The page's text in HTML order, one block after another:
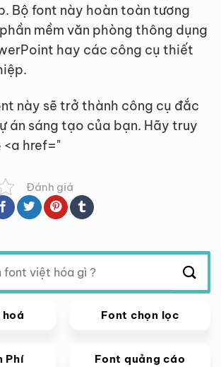
Bộ font này hoàn toàn tương
mềm văn phòng thông dụng
hay các công cụ thiết
này sẽ trở thành công cụ đắc
án sáng tạo của bạn. Hãy truy
href="
Đánh giá
Font chọn lọc
Phí Font quảng cáo